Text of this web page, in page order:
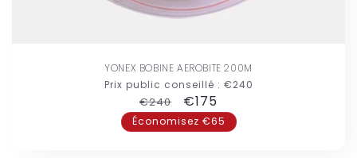
YONEX BOBINE AEROBITE 200M
Prix public conseillé : €240
Prix
habituel
€240
Prix
promotionnel
€175
Économisez €65